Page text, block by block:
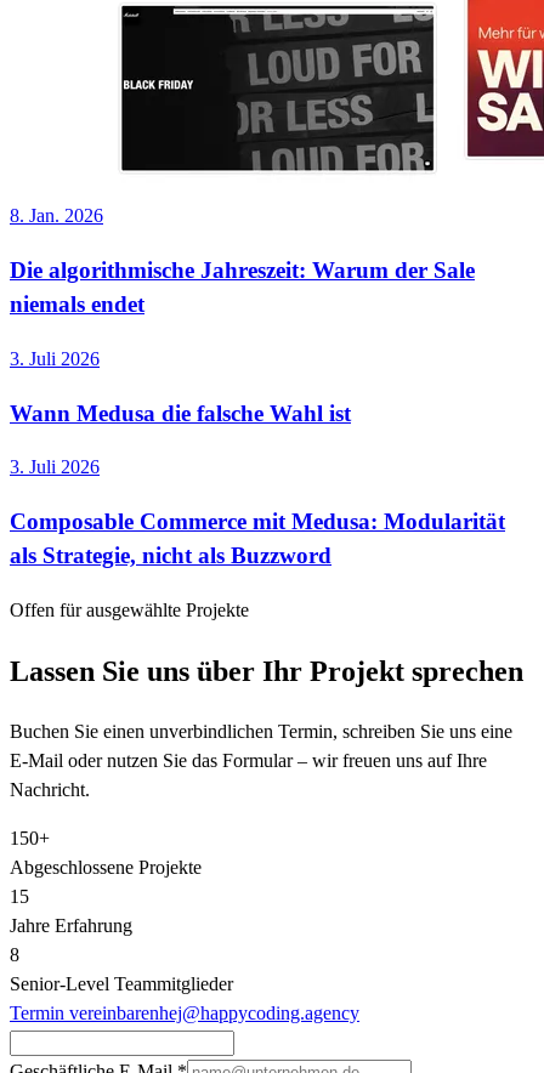
8. Jan. 2026
Die algorithmische Jahreszeit: Warum der Sale
niemals endet
3. Juli 2026
Wann Medusa die falsche Wahl ist
3. Juli 2026
Composable Commerce mit Medusa: Modularität
als Strategie, nicht als Buzzword
Offen für ausgewählte Projekte
Lassen Sie uns über Ihr Projekt sprechen
Buchen Sie einen unverbindlichen Termin, schreiben Sie uns eine
E-Mail oder nutzen Sie das Formular – wir freuen uns auf Ihre
Nachricht.
150+
Abgeschlossene Projekte
15
Jahre Erfahrung
8
Senior‑Level Teammitglieder
Termin vereinbarenhej@happycoding.agency